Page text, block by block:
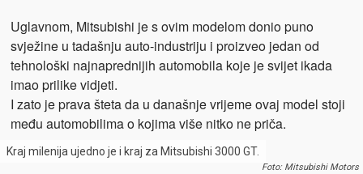
Uglavnom, Mitsubishi je s ovim modelom donio puno
svježine u tadašnju auto-industriju i proizveo jedan od
tehnološki najnaprednijih automobila koje je svijet ikada
imao prilike vidjeti.
I zato je prava šteta da u današnje vrijeme ovaj model stoji
među automobilima o kojima više nitko ne priča.
Kraj milenija ujedno je i kraj za Mitsubishi 3000 GT.
Foto: Mitsubishi Motors